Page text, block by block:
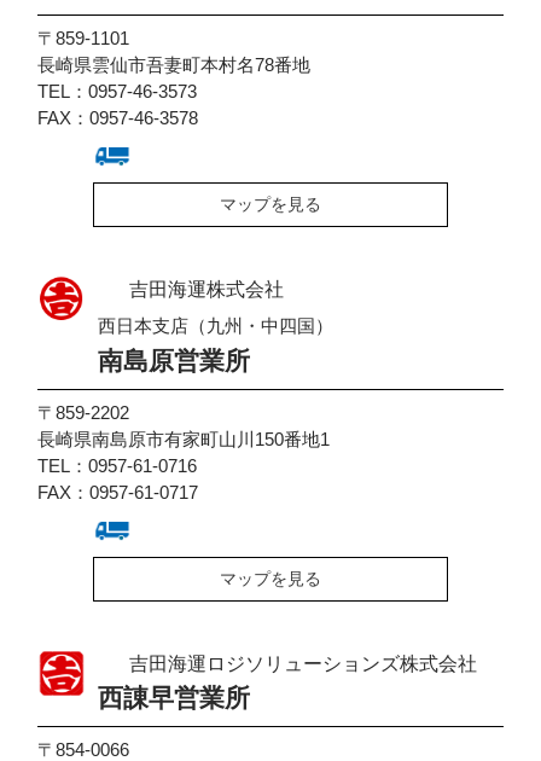
〒859-1101
長崎県雲仙市吾妻町本村名78番地
TEL：0957-46-3573
FAX：0957-46-3578
マップを見る
吉田海運株式会社
西日本支店（九州・中四国）
南島原営業所
〒859-2202
長崎県南島原市有家町山川150番地1
TEL：0957-61-0716
FAX：0957-61-0717
マップを見る
吉田海運ロジソリューションズ株式会社
西諌早営業所
〒854-0066